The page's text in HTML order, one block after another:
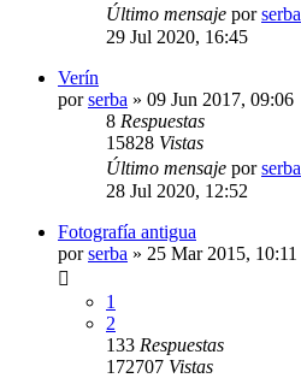
Último mensaje porserba
29 Jul 2020, 16:45
Verín
porserba » 09 Jun 2017, 09:06
8 Respuestas
15828 Vistas
Último mensaje porserba
28 Jul 2020, 12:52
Fotografía antigua
porserba » 25 Mar 2015, 10:11
1
2
133 Respuestas
172707 Vistas